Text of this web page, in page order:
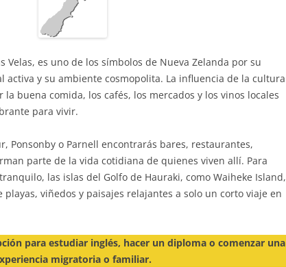
Velas, es uno de los símbolos de Nueva Zelanda por su
activa y su ambiente cosmopolita. La influencia de la cultura
buena comida, los cafés, los mercados y los vinos locales
para vivir.
Ponsonby o Parnell encontrarás bares, restaurantes,
parte de la vida cotidiana de quienes viven allí. Para
las islas del Golfo de Hauraki, como Waiheke Island,
viñedos y paisajes relajantes a solo un corto viaje en
para estudiar inglés, hacer un diploma o comenzar una
migratoria o familiar.